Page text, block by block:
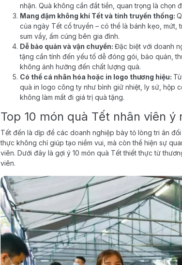
nhận. Quà không cần đắt tiền, quan trọng là chọn
Mang đậm không khí Tết và tính truyền thống:
của ngày Tết cổ truyền – có thể là bánh kẹo,
sum vầy, ấm cúng bên gia đình.
Dễ bảo quản và vận chuyển: Đặc biệt với doanh
tặng cần tính đến yếu tố dễ đóng gói, bảo quản,
không ảnh hưởng đến chất lượng quà.
Có thể cá nhân hóa hoặc in logo thương hiệu:
quà in logo công ty như bình giữ nhiệt, ly sứ, hộp
không làm mất đi giá trị quà tặng.
Top 10 món quà Tết nhân viên
Tết đến là dịp để các doanh nghiệp bày tỏ lòng tri ân
thực không chỉ giúp tạo niềm vui, mà còn thể hiện sự
viên. Dưới đây là gợi ý 10 món quà Tết thiết thực từ
viên.